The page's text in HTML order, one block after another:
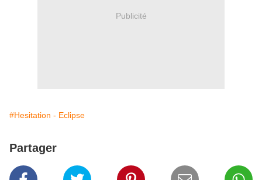
Publicité
#Hesitation - Eclipse
Partager